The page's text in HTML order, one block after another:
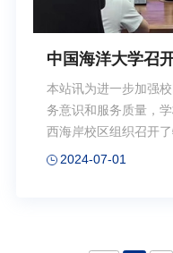
中国海洋大学召
本站讯为进一步加强
务意识和服务质量，
西海岸校区组织召开
委常委、副校长范其
2024-07-01